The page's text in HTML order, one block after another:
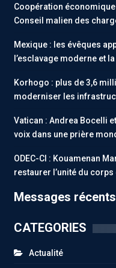
Coopération économique
Conseil malien des
Mexique : les évêques
l’esclavage moderne et
Korhogo : plus de 3,6
moderniser les
Vatican : Andrea Bocelli
voix dans une prière
ODEC-CI : Kouamenan
restaurer l’unité du corps
Messages récents
CATEGORIES
Actualité